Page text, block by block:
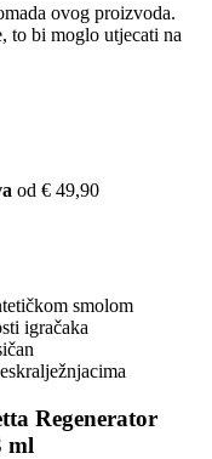
ovog proizvoda.
to bi moglo utjecati na
od € 49,90
smolom
igračaka
Regenerator
ml